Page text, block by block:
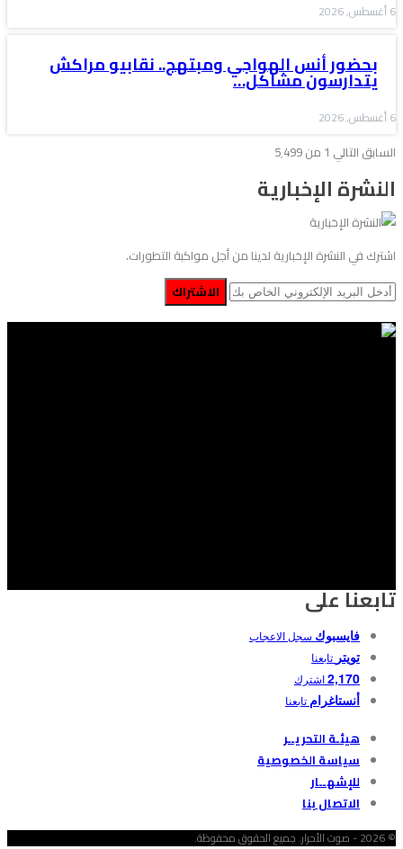
6 أغسطس, 2026
بحضور أنس الهواجي ومبتهج.. نقابيو مراكش
يتدارسون مشاكل…
6 أغسطس, 2026
السابق التالي 1 من 5٬499
النشرة الإخبارية
اشترك في النشرة الإخبارية لدينا من أجل مواكبة التطورات.
الاشتراك
تابعنا على
فايسبوك سجل الاعجاب
تويتر تابعنا
2,170اشترك
أنستاغرام تابعنا
هيئـة التحريــر
سياسة الخصوصية
للإشهــار
الاتصال بنا
© 2026 - صوت الأحرار. جميع الحقوق محفوظة.